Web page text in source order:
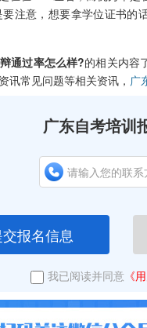
注意，想要拿学位证书
通过率怎么样?的相关内容
讯常见问题等相关资讯， 广
广东自考培训
报名信息
我已阅读并同意 《